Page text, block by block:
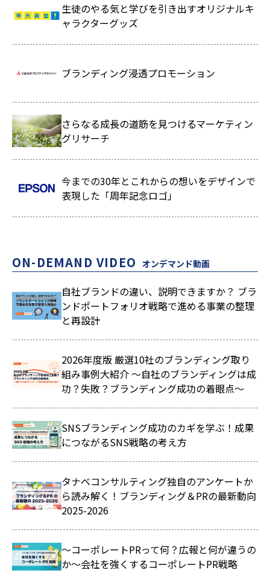
生徒のやる気と学びを引き出すオリジナルキ
ャラクターグッズ
ブランディング浸透プロモーション
さらなる成長の道筋を見つけるマーケティン
グリサーチ
今までの30年とこれからの想いをデザインで
表現した「周年記念ロゴ」
ON-DEMAND VIDEO オンデマンド動画
自社ブランドの違い、説明できますか？ ブラ
ンドポートフォリオ戦略で進める事業の整理
と再設計
2026年度版 厳選10社のブランディング取り
組み事例大紹介 ～自社のブランディングは成
功？失敗？ブランディング成功の着眼点～
SNSブランディング成功のカギを学ぶ！成果
につながるSNS戦略の考え方
タナベコンサルティング独自のアンケートか
ら読み解く！ブランディング＆PRの最新動向
2025-2026
～コーポレートPRって何？広報と何が違うの
か～会社を強くするコーポレートPR戦略